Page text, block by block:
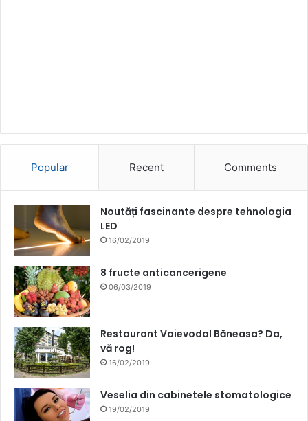
Popular Recent Comments
Noutăți fascinante despre tehnologia
LED
16/02/2019
8 fructe anticancerigene
06/03/2019
Restaurant Voievodal Băneasa? Da,
vă rog!
16/02/2019
Veselia din cabinetele stomatologice
19/02/2019